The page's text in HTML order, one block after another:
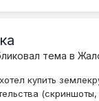
тема в
хотел купить